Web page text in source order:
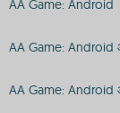
AA Game: Android
AA Game: Android
AA Game: Android